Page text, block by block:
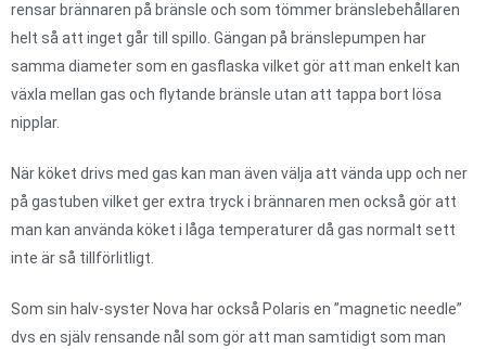
rensar brännaren på bränsle och som tömmer bränslebehållaren
helt så att inget går till spillo. Gängan på bränslepumpen har
samma diameter som en gasflaska vilket gör att man enkelt kan
växla mellan gas och flytande bränsle utan att tappa bort lösa
nipplar.
När köket drivs med gas kan man även välja att vända upp och ner
på gastuben vilket ger extra tryck i brännaren men också gör att
man kan använda köket i låga temperaturer då gas normalt sett
inte är så tillförlitligt.
Som sin halv-syster Nova har också Polaris en ”magnetic needle”
dvs en själv rensande nål som gör att man samtidigt som man